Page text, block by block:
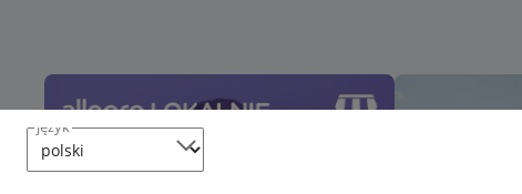
język